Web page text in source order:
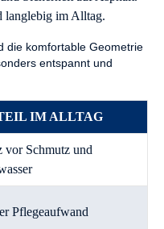
langlebig im Alltag.
die komfortable Geometrie
entspannt und
IM ALLTAG
vor Schmutz und
Pflegeaufwand